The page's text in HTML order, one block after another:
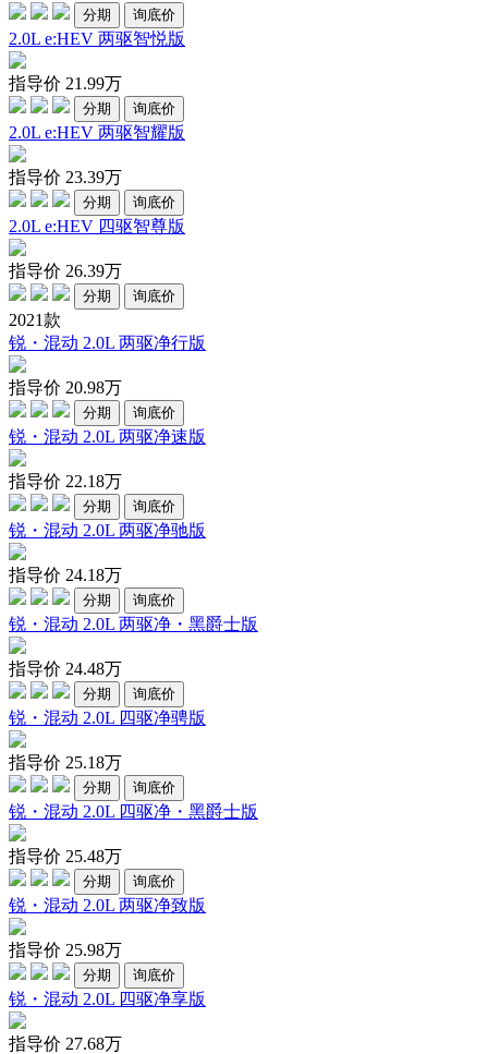
分期 询底价
2.0L e:HEV 两驱智悦版
指导价 21.99万
分期 询底价
2.0L e:HEV 两驱智耀版
指导价 23.39万
分期 询底价
2.0L e:HEV 四驱智尊版
指导价 26.39万
分期 询底价
2021款
锐・混动 2.0L 两驱净行版
指导价 20.98万
分期 询底价
锐・混动 2.0L 两驱净速版
指导价 22.18万
分期 询底价
锐・混动 2.0L 两驱净驰版
指导价 24.18万
分期 询底价
锐・混动 2.0L 两驱净・黑爵士版
指导价 24.48万
分期 询底价
锐・混动 2.0L 四驱净骋版
指导价 25.18万
分期 询底价
锐・混动 2.0L 四驱净・黑爵士版
指导价 25.48万
分期 询底价
锐・混动 2.0L 两驱净致版
指导价 25.98万
分期 询底价
锐・混动 2.0L 四驱净享版
指导价 27.68万